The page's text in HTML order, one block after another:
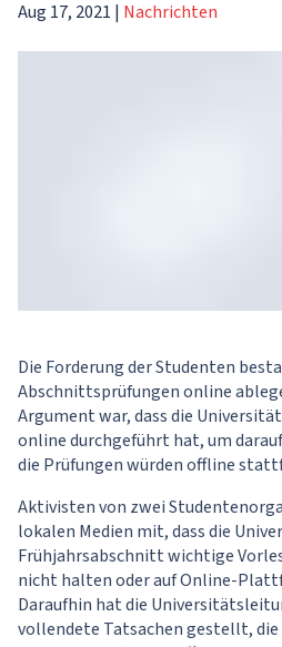
Aug 17, 2021 | Nachrichten
Die Forderung der Studenten
Abschnittsprüfungen online
Argument war, dass die
online durchgeführt hat, um
die Prüfungen würden offline
Aktivisten von zwei
lokalen Medien mit, dass die
Frühjahrsabschnitt wichtige
nicht halten oder auf Online-
Daraufhin hat die
vollendete Tatsachen gestellt, die